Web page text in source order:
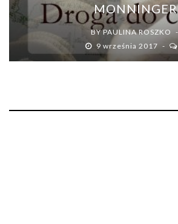
MONNINGER
BYPAULINA ROSZKO
9 września 2017